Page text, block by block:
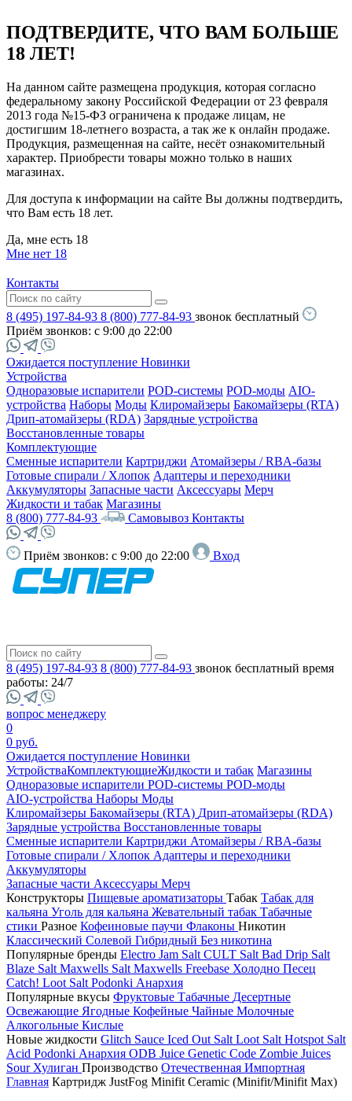
ПОДТВЕРДИТЕ, ЧТО ВАМ БОЛЬШЕ
18 ЛЕТ!
На данном сайте размещена продукция, которая согласно
федеральному закону Российской Федерации от 23 февраля
2013 года №15-ФЗ ограничена к продаже лицам, не
достигшим 18-летнего возраста, а так же к онлайн продаже.
Продукция, размещенная на сайте, несёт ознакомительный
характер. Приобрести товары можно только в наших
магазинах.
Для доступа к информации на сайте Вы должны подтвердить,
что Вам есть 18 лет.
Да, мне есть 18
Мне нет 18
Контакты
8 (495) 197-84-93 8 (800) 777-84-93 звонок бесплатный
Приём звонков: с 9:00 до 22:00
Ожидается поступление Новинки
Устройства
Одноразовые испарители POD-системы POD-моды AIO-
устройства Наборы Моды Клиромайзеры Бакомайзеры (RTA)
Дрип-атомайзеры (RDA) Зарядные устройства
Восстановленные товары
Комплектующие
Сменные испарители Картриджи Атомайзеры / RBA-базы
Готовые спирали / Хлопок Адаптеры и переходники
Аккумуляторы Запасные части Аксессуары Мерч
Жидкости и табак Магазины
8 (800) 777-84-93
Самовывоз Контакты
Приём звонков: с 9:00 до 22:00 Вход
8 (495) 197-84-93 8 (800) 777-84-93 звонок бесплатный время
работы: 24/7
вопрос менеджеру
0
0 руб.
Ожидается поступление Новинки
УстройстваКомплектующиеЖидкости и табак Магазины
Одноразовые испарители POD-системы POD-моды
AIO-устройства Наборы Моды
Клиромайзеры Бакомайзеры (RTA) Дрип-атомайзеры (RDA)
Зарядные устройства Восстановленные товары
Сменные испарители Картриджи Атомайзеры / RBA-базы
Готовые спирали / Хлопок Адаптеры и переходники
Аккумуляторы
Запасные части Аксессуары Мерч
Конструкторы Пищевые ароматизаторы Табак Табак для
кальяна Уголь для кальяна Жевательный табак Табачные
стики Разное Кофеиновые паучи Флаконы Никотин
Классический Солевой Гибридный Без никотина
Популярные бренды Electro Jam Salt CULT Salt Bad Drip Salt
Blaze Salt Maxwells Salt Maxwells Freebase Холодно Песец
Catch! Loot Salt Podonki Анархия
Популярные вкусы Фруктовые Табачные Десертные
Освежающие Ягодные Кофейные Чайные Молочные
Алкогольные Кислые
Новые жидкости Glitch Sauce Iced Out Salt Loot Salt Hotspot Salt
Acid Podonki Анархия ODB Juice Genetic Code Zombie Juices
Sour Хулиган Производство Отечественная Импортная
Главная Картридж JustFog Minifit Ceramic (Minifit/Minifit Max)